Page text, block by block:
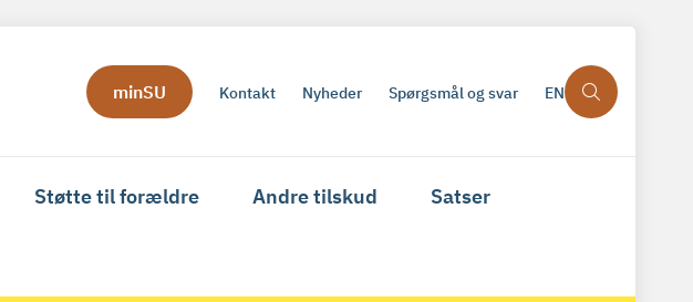
minSU Kontakt Nyheder Spørgsmål og svar EN
Støtte til forældre Andre tilskud Satser